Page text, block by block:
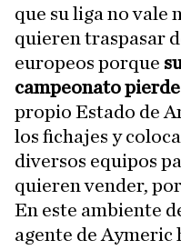
que su liga no vale
quieren traspasar
europeos porque
campeonato
propio Estado de
los fichajes y
diversos equipos
quieren vender,
En este ambiente
agente de Aymeric